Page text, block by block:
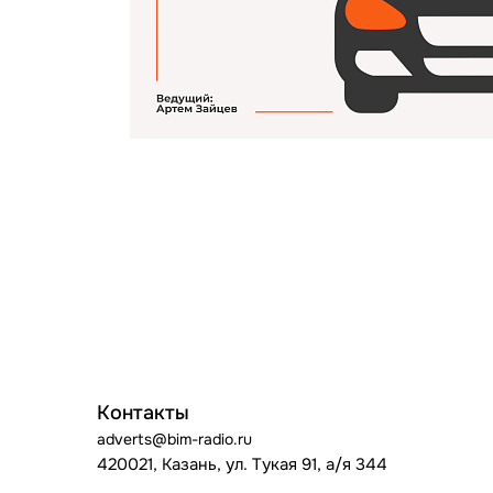
Контакты
adverts@bim-radio.ru
420021, Казань, ул. Тукая 91, а/я 344